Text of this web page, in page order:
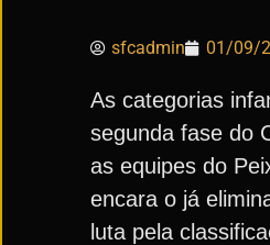
sfcadmin 01/09/
As categorias
segunda fase do
as equipes do
encara o já
luta pela